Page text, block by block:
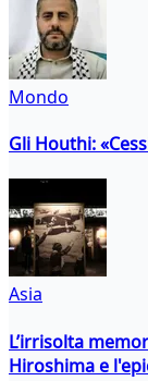
Mondo
Gli Houthi:
Asia
L’irrisolta
Hiroshima e